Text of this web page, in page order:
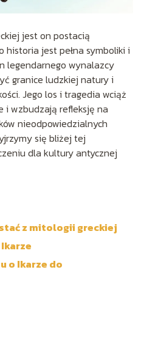
jest on postacią
historia jest pełna symboliki i
legendarnego wynalazcy
granice ludzkiej natury i
Jego los i tragedia wciąż
i wzbudzają refleksję na
nieodpowiedzialnych
się bliżej tej
dla kultury antycznej
z mitologii greckiej
o Ikarze do